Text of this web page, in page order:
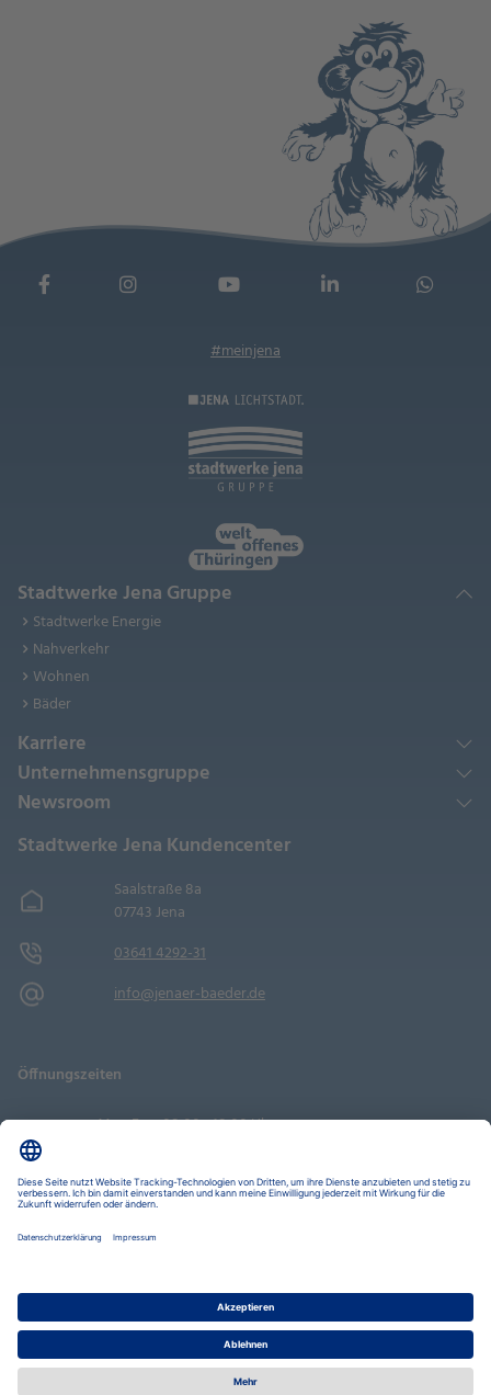
#meinjena
Stadtwerke Jena Gruppe
Stadtwerke Energie
Nahverkehr
Wohnen
Bäder
Karriere
Unternehmensgruppe
Newsroom
Stadtwerke Jena Kundencenter
Saalstraße 8a
07743 Jena
03641 4292-31
info@jenaer-baeder.de
Öffnungszeiten
Mo - Fr
08:00 - 18:00 Uhr
Barrierefreiheit
Stadtwerke Jena Gruppe Stadtwerke Energie Nahverkehr
Wohnen